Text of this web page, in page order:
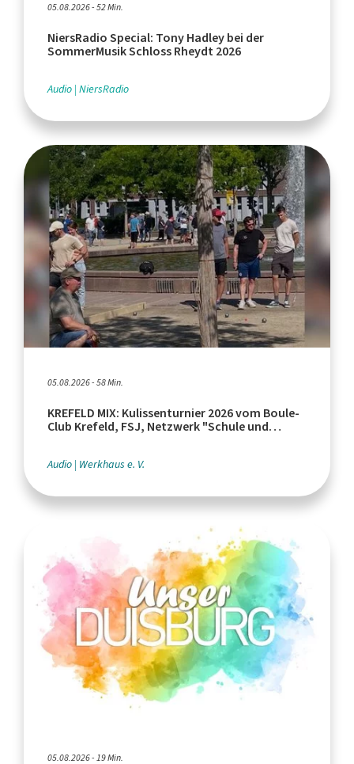
05.08.2026 - 52 Min.
NiersRadio Special: Tony Hadley bei der
SommerMusik Schloss Rheydt 2026
Audio NiersRadio
05.08.2026 - 58 Min.
KREFELD MIX: Kulissenturnier 2026 vom Boule-
Club Krefeld, FSJ, Netzwerk "Schule und
Audio Werkhaus e. V.
05.08.2026 - 19 Min.